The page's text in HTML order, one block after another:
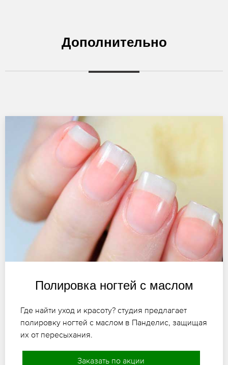
Дополнительно
Полировка ногтей с маслом
Где найти уход и красоту? студия предлагает
полировку ногтей с маслом в Панделис, защищая
их от пересыхания.
Заказать по акции